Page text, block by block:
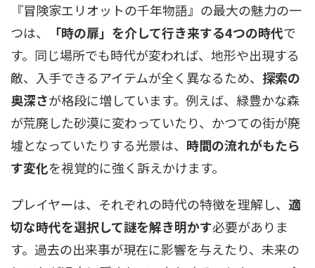
『冒険家エリオットの千年物語』の最大の魅力の一
つは、
「時の扉」を介して行き来する4つの時代で
す。同じ場所でも時代が変われば、地形や出現する
敵、入手できるアイテムが全く異なるため、 探索の
奥深さが格段に増しています。例えば、緑豊かな森
が荒廃した砂漠に変わっていたり、かつての街が廃
墟となっていたりする光景は、 時間の流れがもたら
す変化を視覚的に強く訴えかけます。
プレイヤーは、それぞれの時代の特徴を理解し、 適
切な時代を選択して謎を解き明かす必要がありま
す。過去の出来事が現在に影響を与えたり、未来の